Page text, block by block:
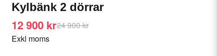
Kylbänk 2 dörrar
24 900 kr
12 900 kr
Exkl moms